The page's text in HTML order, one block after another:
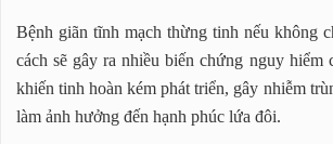
Bệnh giãn tĩnh mạch thừng tinh nếu không
cách sẽ gây ra nhiều biến chứng nguy hiểm
khiến tinh hoàn kém phát triển, gây nhiễm
làm ảnh hưởng đến hạnh phúc lứa đôi.